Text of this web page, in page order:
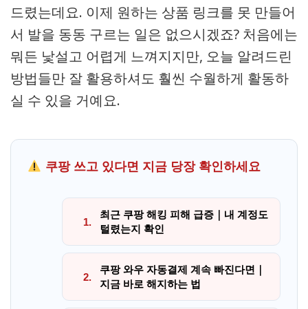
드렸는데요. 이제 원하는 상품 링크를 못 만들어
서 발을 동동 구르는 일은 없으시겠죠? 처음에는
뭐든 낯설고 어렵게 느껴지지만, 오늘 알려드린
방법들만 잘 활용하셔도 훨씬 수월하게 활동하
실 수 있을 거예요.
쿠팡 쓰고 있다면 지금 당장 확인하세요
1.
최근 쿠팡 해킹 피해 급증｜내 계정도
털렸는지 확인
2.
쿠팡 와우 자동결제 계속 빠진다면｜
지금 바로 해지하는 법